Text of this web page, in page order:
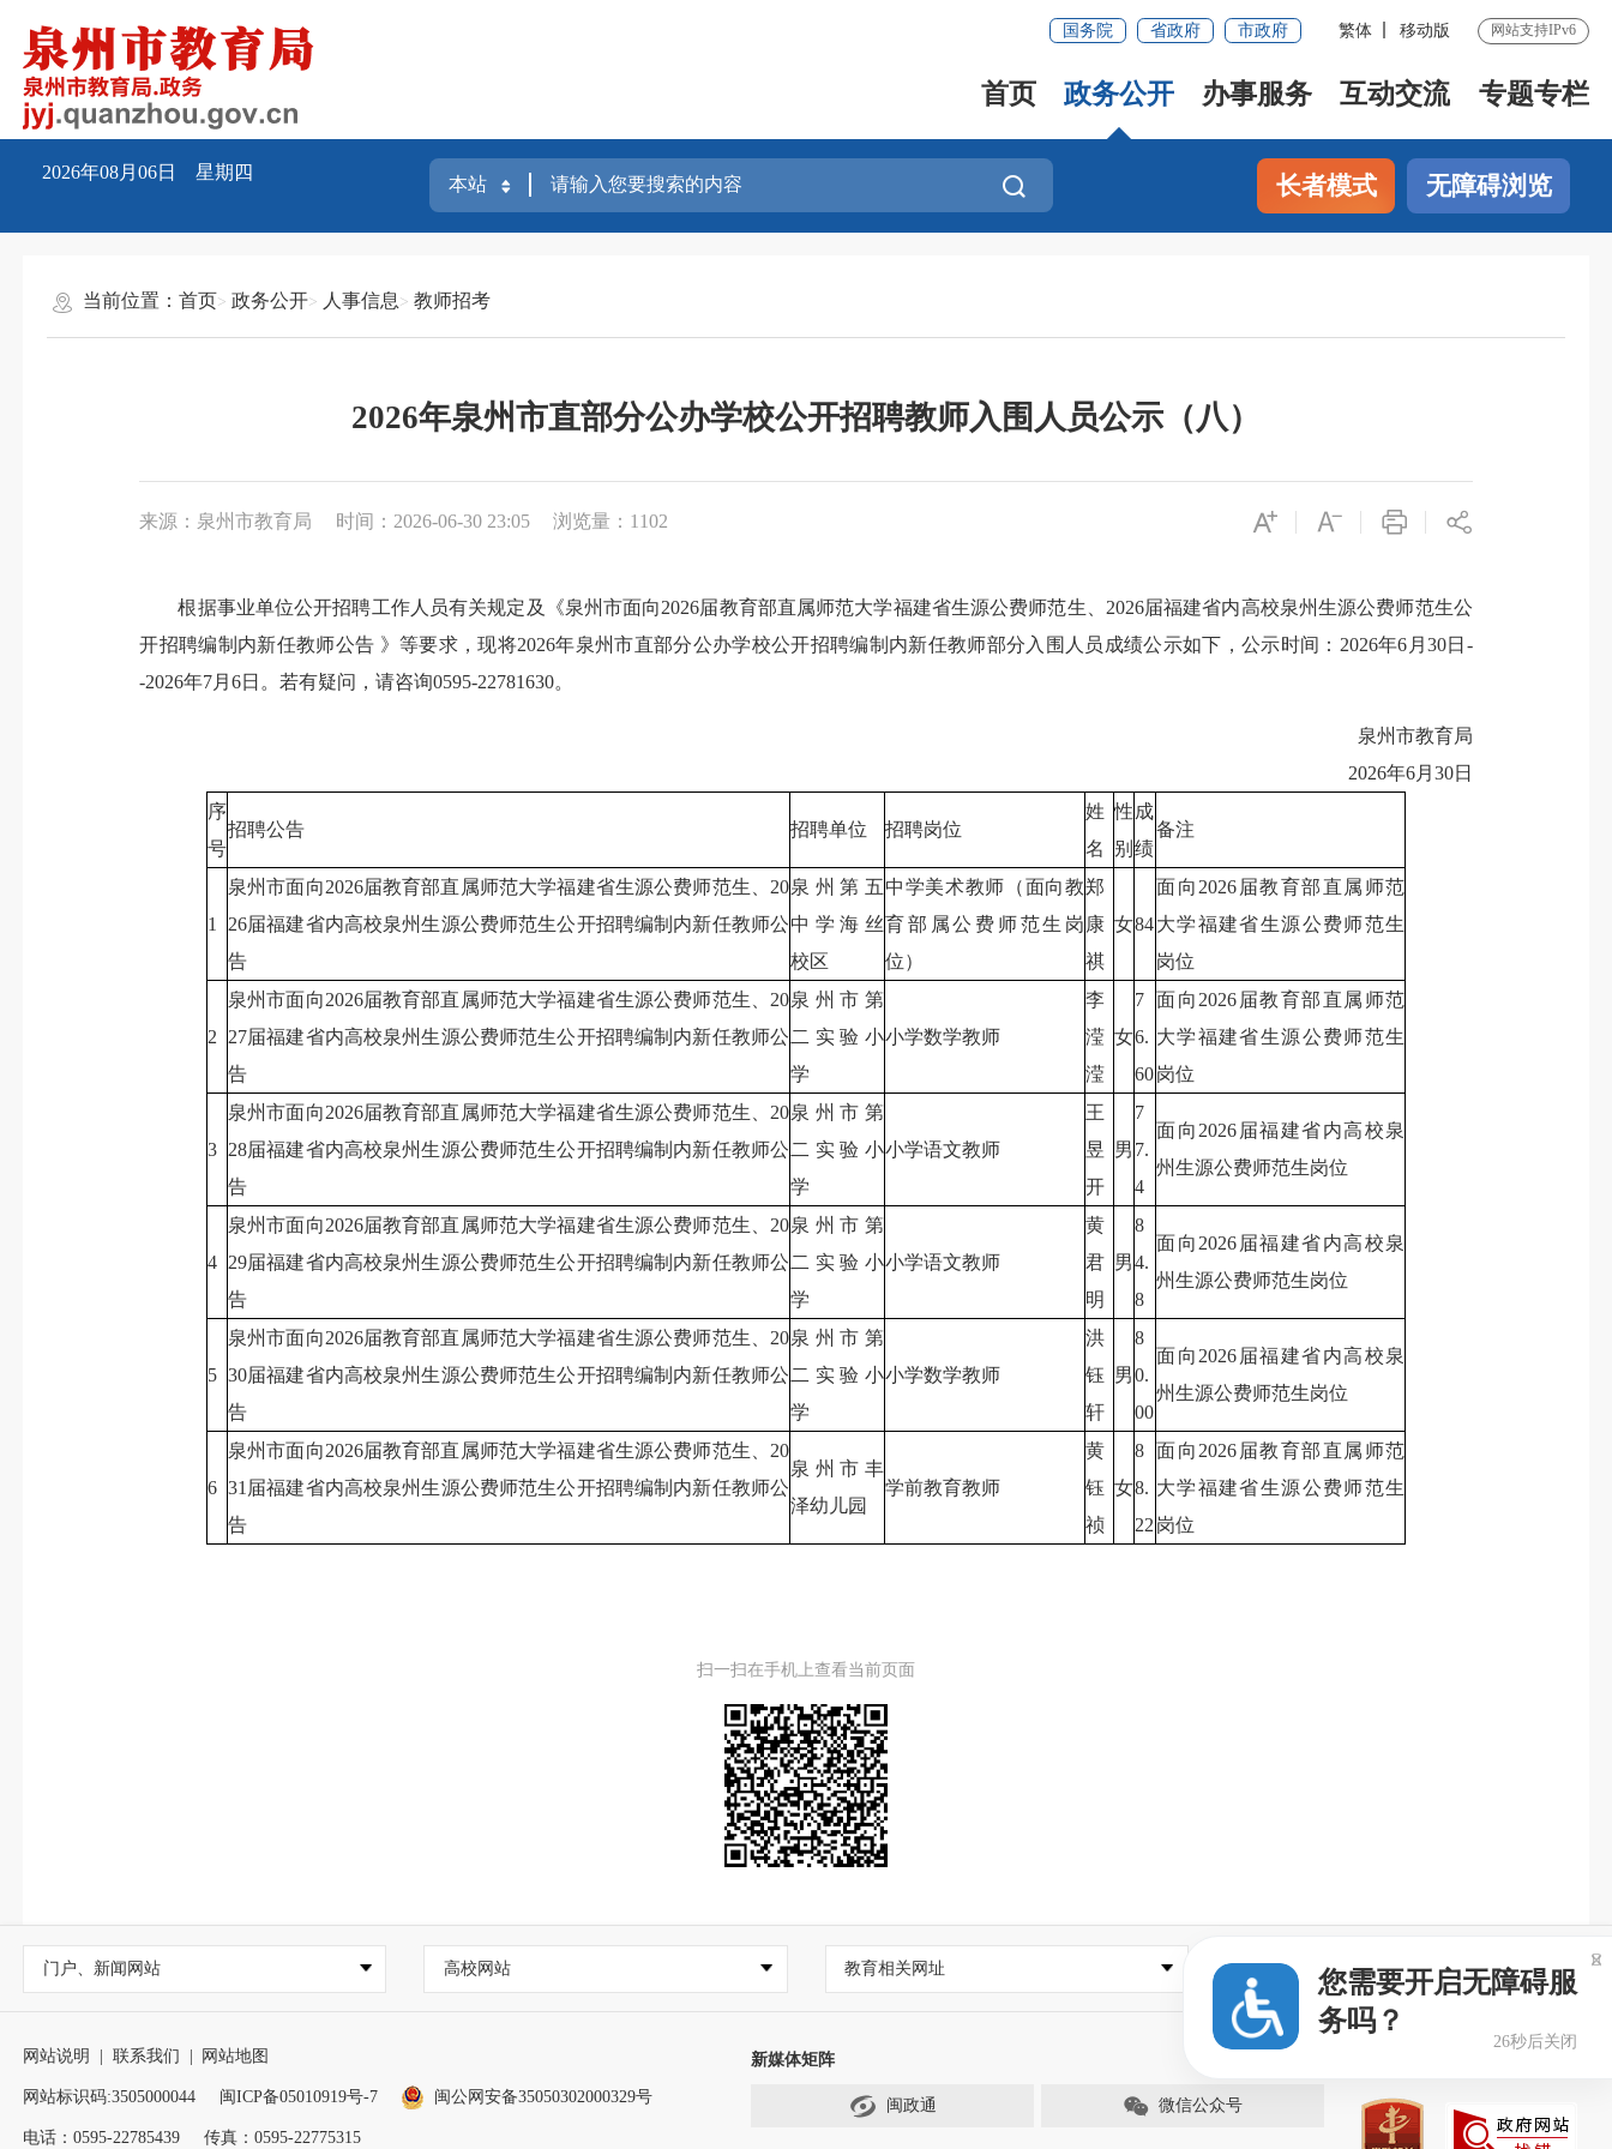
国务院 省政府 市政府 繁体 移动版 网站支持IPv6
首页 政务公开 办事服务 互动交流 专题专栏
2026年08月06日 星期四 长者模式 无障碍浏览
当前位置：首页 政务公开 人事信息 教师招考
2026年泉州市直部分公办学校公开招聘教师入围人员公示（八）
来源：泉州市教育局 时间：2026-06-30 23:05 浏览量： 1102
根据事业单位公开招聘工作人员有关规定及《泉州市面向2026届教育部直属师范大学福建省生源公费师范生、2026届福建省内高校泉州生源公费师范生公
开招聘编制内新任教师公告 》等要求，现将2026年泉州市直部分公办学校公开招聘编制内新任教师部分入围人员成绩公示如下，公示时间：2026年6月30日-
-2026年7月6日。若有疑问，请咨询0595-22781630。
泉州市教育局
2026年6月30日
序
号
招聘公告 招聘单位 招聘岗位
姓
名
性
别
成
绩
备注
1
泉州市面向2026届教育部直属师范大学福建省生源公费师范生、20
26届福建省内高校泉州生源公费师范生公开招聘编制内新任教师公
告
泉州第五
中学海丝
校区
中学美术教师（面向教
育部属公费师范生岗
位）
郑
康
祺
女84
面向2026届教育部直属师范
大学福建省生源公费师范生
岗位
2
泉州市面向2026届教育部直属师范大学福建省生源公费师范生、20
27届福建省内高校泉州生源公费师范生公开招聘编制内新任教师公
告
泉州市第
二实验小
学
小学数学教师
李
滢
滢
女
7
6.
60
面向2026届教育部直属师范
大学福建省生源公费师范生
岗位
3
泉州市面向2026届教育部直属师范大学福建省生源公费师范生、20
28届福建省内高校泉州生源公费师范生公开招聘编制内新任教师公
告
泉州市第
二实验小
学
小学语文教师
王
昱
开
男
7
7.
4
面向2026届福建省内高校泉
州生源公费师范生岗位
4
泉州市面向2026届教育部直属师范大学福建省生源公费师范生、20
29届福建省内高校泉州生源公费师范生公开招聘编制内新任教师公
告
泉州市第
二实验小
学
小学语文教师
黄
君
明
男
8
4.
8
面向2026届福建省内高校泉
州生源公费师范生岗位
5
泉州市面向2026届教育部直属师范大学福建省生源公费师范生、20
30届福建省内高校泉州生源公费师范生公开招聘编制内新任教师公
告
泉州市第
二实验小
学
小学数学教师
洪
钰
轩
男
8
0.
00
面向2026届福建省内高校泉
州生源公费师范生岗位
6
泉州市面向2026届教育部直属师范大学福建省生源公费师范生、20
31届福建省内高校泉州生源公费师范生公开招聘编制内新任教师公
告
泉州市丰
泽幼儿园
学前教育教师
黄
钰
祯
女
8
8.
22
面向2026届教育部直属师范
大学福建省生源公费师范生
岗位
扫一扫在手机上查看当前页面
门户、新闻网站 高校网站 教育相关网址 常用网址
网站说明 | 联系我们 | 网站地图
网站标识码:3505000044 闽ICP备05010919号-7 闽公网安备35050302000329号
电话：0595-22785439 传真：0595-22775315
新媒体矩阵
闽政通 微信公众号
您需要开启无障碍服
务吗？
26秒后关闭
